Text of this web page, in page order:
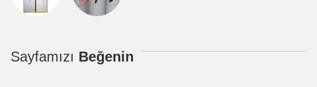
Sayfamızı Beğenin